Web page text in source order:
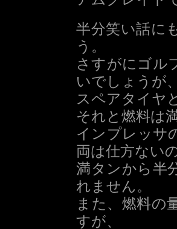
半分笑い話に
う。
さすがにゴル
いでしょうが
スペアタイヤ
それと燃料は
インプレッサ
両は仕方ない
満タンから半
れません。
また、燃料の
すが、